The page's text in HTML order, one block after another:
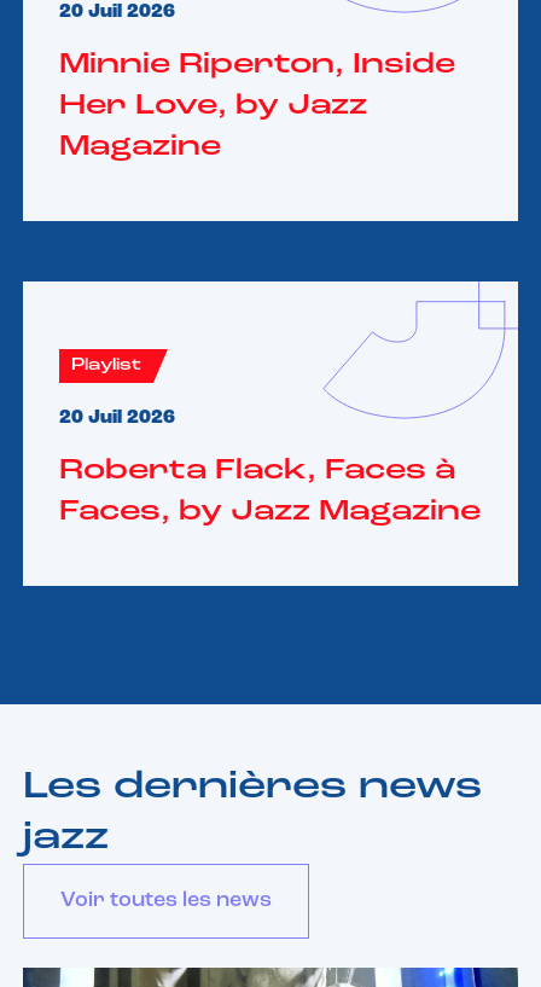
20 Juil 2026
Minnie Riperton, Inside
Her Love, by Jazz
Magazine
Playlist
20 Juil 2026
Roberta Flack, Faces à
Faces, by Jazz Magazine
Les dernières news
jazz
Voir toutes les news